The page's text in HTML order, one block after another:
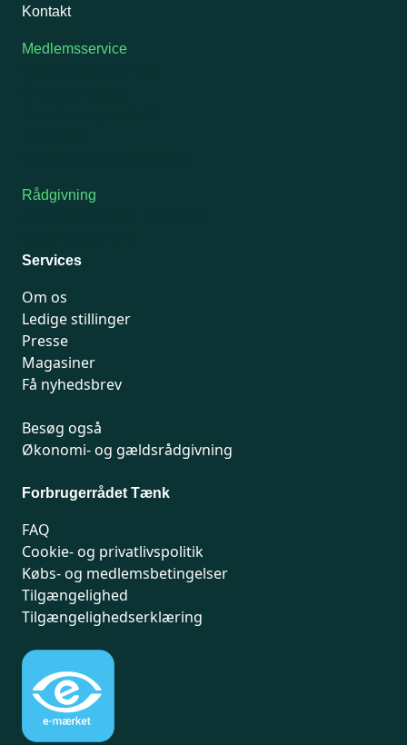
Kontakt
Medlemsservice
Rådgivning
Services
Om os
Ledige stillinger
Presse
Magasiner
Få nyhedsbrev
Besøg også
Økonomi- og gældsrådgivning
Forbrugerrådet Tænk
FAQ
Cookie- og privatlivspolitik
Købs- og medlemsbetingelser
Tilgængelighed
Tilgængelighedserklæring